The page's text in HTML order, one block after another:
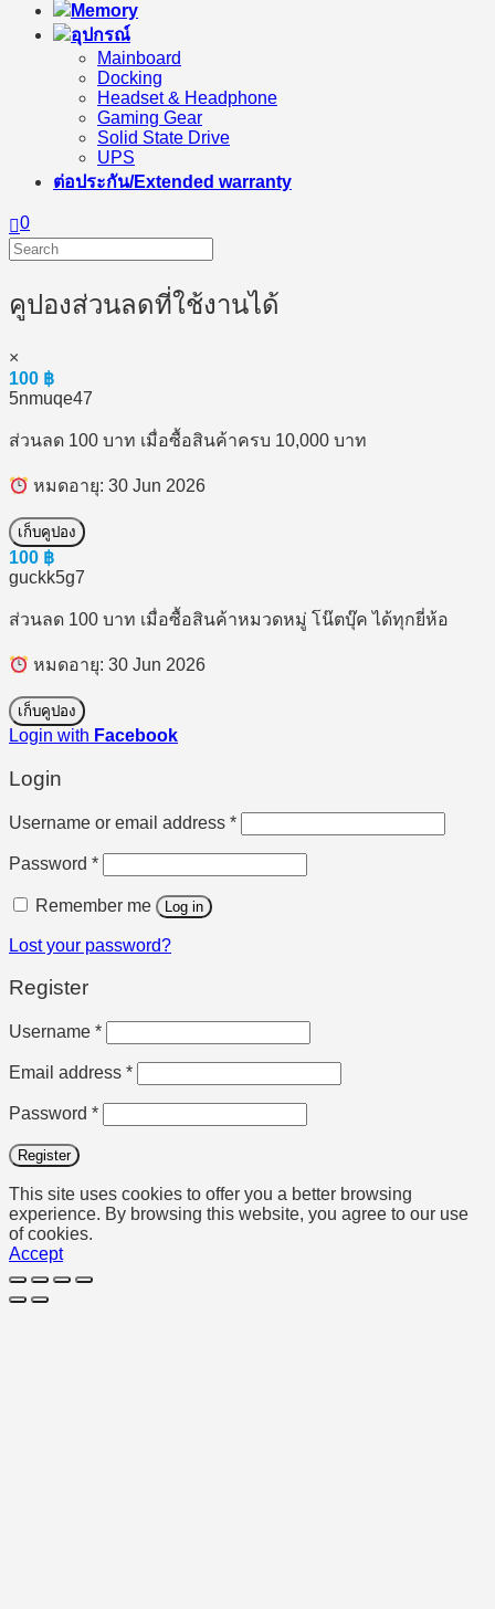
Memory
อุปกรณ์
Mainboard
Docking
Headset & Headphone
Gaming Gear
Solid State Drive
UPS
ต่อประกัน/Extended warranty
0
คูปองส่วนลดที่ใช้งานได้
×
100 ฿
5nmuqe47
ส่วนลด 100 บาท เมื่อซื้อสินค้าครบ 10,000 บาท
หมดอายุ: 30 Jun 2026
เก็บคูปอง
100 ฿
guckk5g7
ส่วนลด 100 บาท เมื่อซื้อสินค้าหมวดหมู่ โน๊ตบุ๊ค ได้ทุกยี่ห้อ
หมดอายุ: 30 Jun 2026
เก็บคูปอง
Login with Facebook
Login
Username or email address *Required
Password *Required
Remember me Log in
Lost your password?
Register
Username *Required
Email address *Required
Password *Required
Register
This site uses cookies to offer you a better browsing
experience. By browsing this website, you agree to our use
of cookies.
Accept